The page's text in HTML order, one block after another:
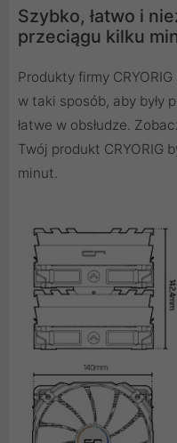
Szybko, łatwo i
przeciągu kilku
Produkty firmy
w taki sposób, aby były
łatwe w obsłudze.
Twój produkt CRYORIG
minut.